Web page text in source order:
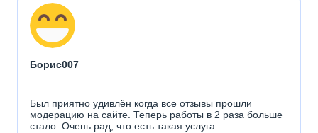
Борис007
Был приятно удивлён когда все отзывы прошли
модерацию на сайте. Теперь работы в 2 раза больше
стало. Очень рад, что есть такая услуга.